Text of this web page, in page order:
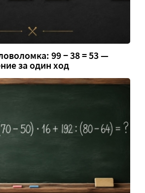
99 − 38 = 53 —
за один ход